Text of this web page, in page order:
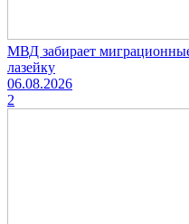
МВД забирает
лазейку
06.08.2026
2